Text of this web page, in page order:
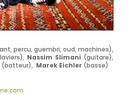
percu, guembri, oud, machines),
Nassim Slimani (guitare),
(batteur), Marek Eichler (basse)